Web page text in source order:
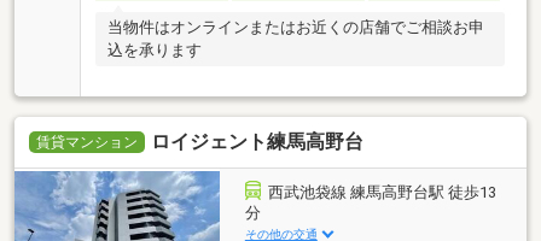
当物件はオンラインまたはお近くの店舗でご相談お申
込を承ります
賃貸マンション ロイジェント練馬高野台
西武池袋線 練馬高野台駅 徒歩13
分
その他の交通